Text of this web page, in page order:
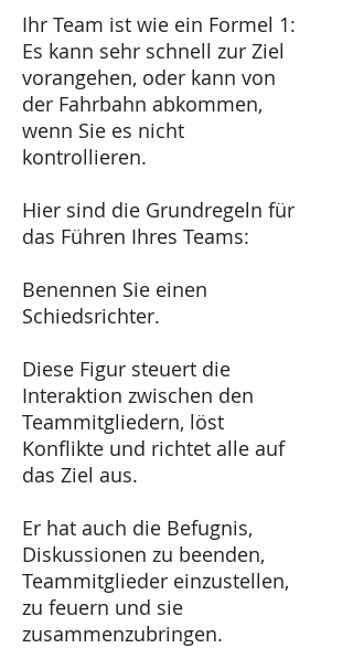
Ihr Team ist wie ein Formel 1:
Es kann sehr schnell zur Ziel
vorangehen, oder kann von
der Fahrbahn abkommen,
wenn Sie es nicht
kontrollieren.
Hier sind die Grundregeln für
das Führen Ihres Teams:
Benennen Sie einen
Schiedsrichter.
Diese Figur steuert die
Interaktion zwischen den
Teammitgliedern, löst
Konflikte und richtet alle auf
das Ziel aus.
Er hat auch die Befugnis,
Diskussionen zu beenden,
Teammitglieder einzustellen,
zu feuern und sie
zusammenzubringen.